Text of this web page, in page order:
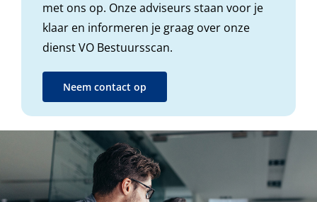
met ons op. Onze adviseurs staan voor je
klaar en informeren je graag over onze
dienst VO Bestuursscan.
Neem contact op